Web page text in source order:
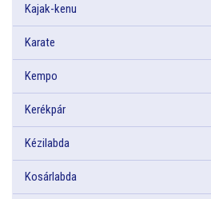
Kajak-kenu
Karate
Kempo
Kerékpár
Kézilabda
Kosárlabda